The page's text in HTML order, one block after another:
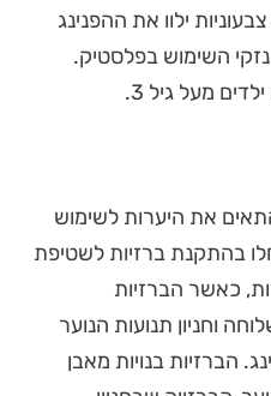
ילוו את ההפנינג
השימוש בפלסטיק.
מעל גיל 3.
את היערות לשימוש
בהתקנת ברזיות לשטיפת
כאשר הברזיות
וחניון תנועות הנוער
הברזיות בנויות מאבן